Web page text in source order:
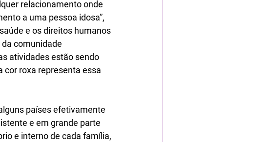
relacionamento onde
a uma pessoa idosa”,
e os direitos humanos
comunidade
atividades estão sendo
cor roxa representa essa
países efetivamente
e em grande parte
e interno de cada família,